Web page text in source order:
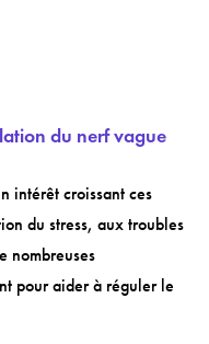
du nerf vague
intérêt croissant ces
du stress, aux troubles
nombreuses
pour aider à réguler le